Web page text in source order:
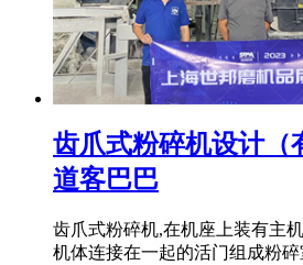
齿爪式粉碎机设计（
道客巴巴
齿爪式粉碎机,在机座上装有主
机体连接在一起的活门组成粉